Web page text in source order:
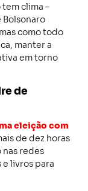
clima –
Bolsonaro
como todo
manter a
em torno
de
eleição com
de dez horas
redes
livros para